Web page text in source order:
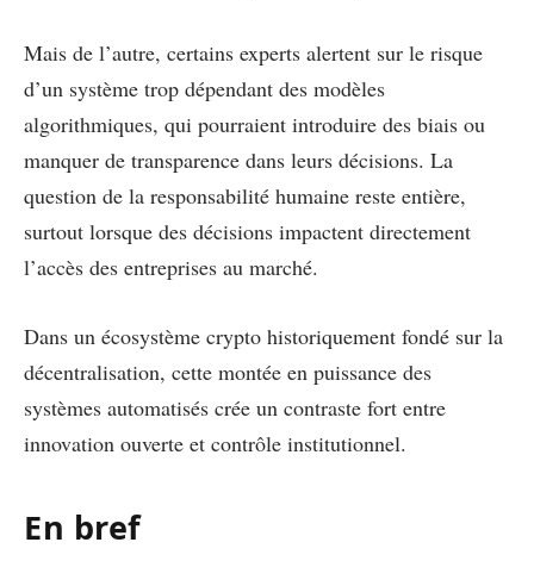
Mais de l’autre, certains experts alertent sur le risque
d’un système trop dépendant des modèles
algorithmiques, qui pourraient introduire des biais ou
manquer de transparence dans leurs décisions. La
question de la responsabilité humaine reste entière,
surtout lorsque des décisions impactent directement
l’accès des entreprises au marché.
Dans un écosystème crypto historiquement fondé sur la
décentralisation, cette montée en puissance des
systèmes automatisés crée un contraste fort entre
innovation ouverte et contrôle institutionnel.
En bref